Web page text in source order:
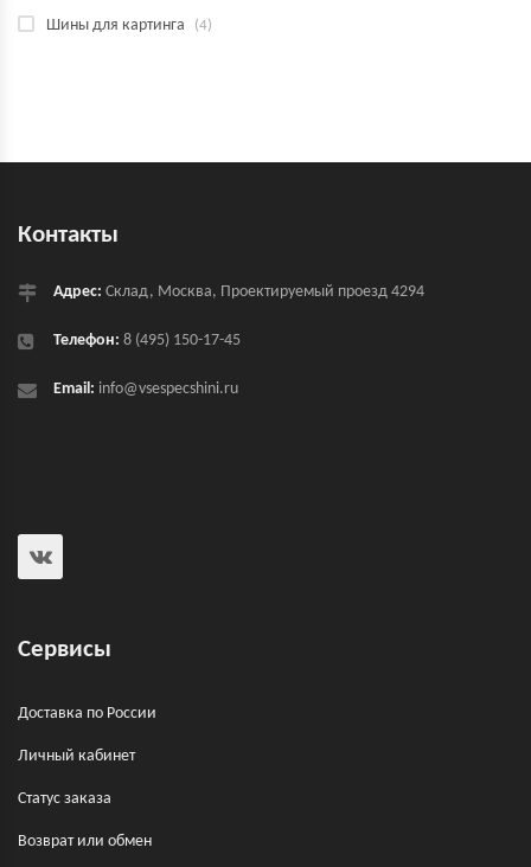
Шины для картинга (4)
Контакты
Адрес: Склад, Москва, Проектируемый проезд 4294
Телефон: 8 (495) 150-17-45
Email: info@vsespecshini.ru
Сервисы
Доставка по России
Личный кабинет
Статус заказа
Возврат или обмен